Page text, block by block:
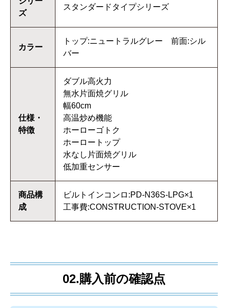
ズ
スタンダードタイプシリーズ
カラー
トップ:ニュートラルグレー 前面:シル
バー
仕様・
特徴
ダブル高火力
無水片面焼グリル
幅60cm
高温炒め機能
ホーローゴトク
ホーロートップ
水なし片面焼グリル
低加重センサー
商品構
成
ビルトインコンロ:PD-N36S-LPG×1
工事費:CONSTRUCTION-STOVE×1
02.購入前の確認点